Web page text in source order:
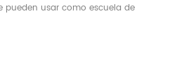
pueden usar como escuela de